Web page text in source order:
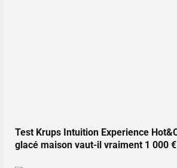
Test Krups Intuition Experience
glacé maison vaut-il vraiment 1 000